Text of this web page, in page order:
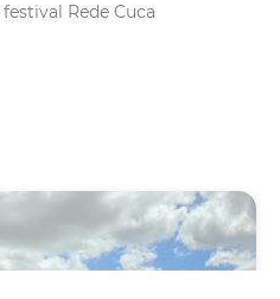
festival Rede Cuca